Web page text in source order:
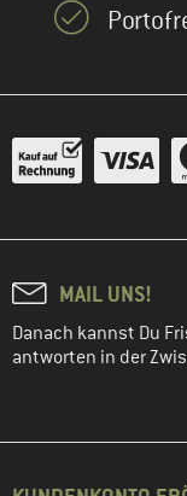
MAIL UNS!
Danach kannst Du
antworten in der